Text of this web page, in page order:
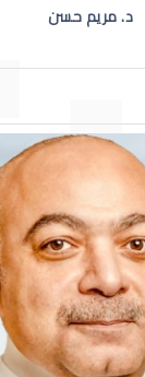
د. مريم حسن